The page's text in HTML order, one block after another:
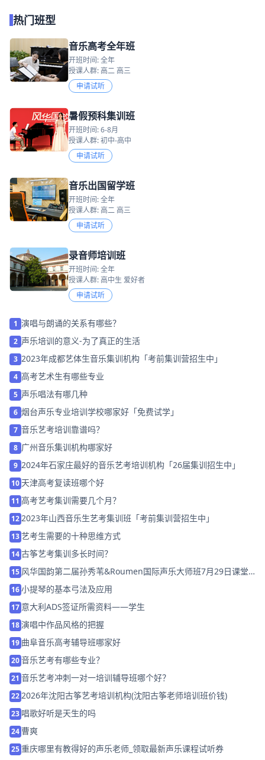
热门班型
音乐高考全年班
开班时间: 全年
授课人群: 高二 高三
申请试听
暑假预科集训班
开班时间: 6-8月
授课人群: 初中-高中
申请试听
音乐出国留学班
开班时间: 全年
授课人群: 高二 高三
申请试听
录音师培训班
开班时间: 全年
授课人群: 高中生 爱好者
申请试听
1 演唱与朗诵的关系有哪些？
2 声乐培训的意义-为了真正的生活
3 2023年成都艺体生音乐集训机构「考前集训营招生中」
4 高考艺术生有哪些专业
5 声乐唱法有哪几种
6 烟台声乐专业培训学校哪家好「免费试学」
7 音乐艺考培训靠谱吗？
8 广州音乐集训机构哪家好
9 2024年石家庄最好的音乐艺考培训机构「26届集训招生中」
10 天津高考复读班哪个好
11 高考艺考集训需要几个月？
122023年山西音乐生艺考集训班「考前集训营招生中」
13艺考生需要的十种思维方式
14古筝艺考集训多长时间？
15 风华国韵第二届孙秀苇&Roumen国际声乐大师班7月29日课堂
花絮
16小提琴的基本弓法及应用
17 意大利ADS签证所需资料――学生
18演唱中作品风格的把握
19 曲阜音乐高考辅导班哪家好
20音乐艺考有哪些专业？
21 音乐艺考冲刺一对一培训辅导班哪个好？
222026年沈阳古筝艺考培训机构(沈阳古筝老师培训班价钱)
23 唱歌好听是天生的吗
24 曹爽
25重庆哪里有教得好的声乐老师_领取最新声乐课程试听券